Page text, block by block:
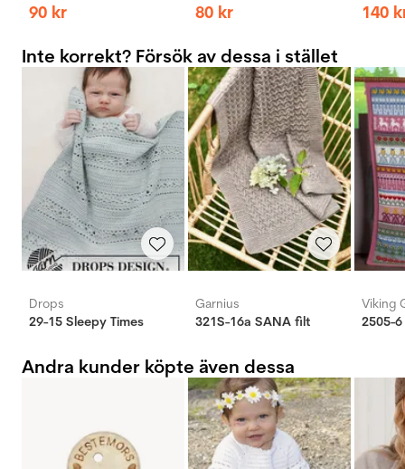
90 kr 80 kr 140
Inte korrekt? Försök av dessa i stället
Drops
29-15 Sleepy Times
Garnius
321S-16a SANA filt
Viking
2505-
Andra kunder köpte även dessa